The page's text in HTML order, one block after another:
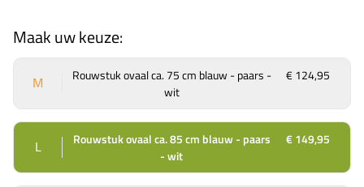
Maak uw keuze:
M
Rouwstuk ovaal ca. 75 cm blauw - paars -
wit
€ 124,95
L
Rouwstuk ovaal ca. 85 cm blauw - paars
- wit
€ 149,95